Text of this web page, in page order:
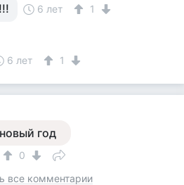
6 лет 1
6 лет 1
год
0
все комментарии